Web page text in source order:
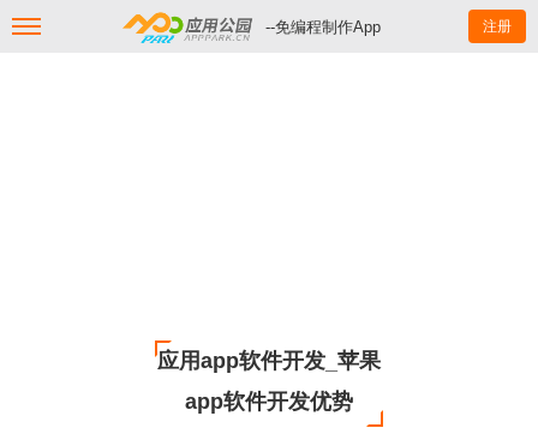
--免编程制作App 注册
应用app软件开发_苹果
app软件开发优势